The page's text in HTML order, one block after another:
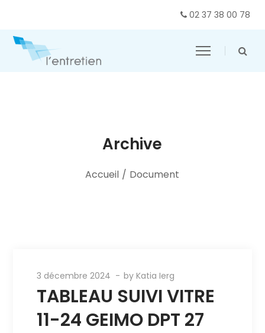
02 37 38 00 78
Archive
Accueil / Document
3 décembre 2024 byKatia Ierg
TABLEAU SUIVI VITRE
11-24 GEIMO DPT 27